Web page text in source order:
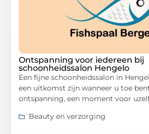
Ontspanning voor iedereen bij
schoonheidssalon Hengelo
Een fijne schoonheidssalon in
een uitkomst zijn wanneer u toe
ontspanning, een moment voor
Beauty en verzorging